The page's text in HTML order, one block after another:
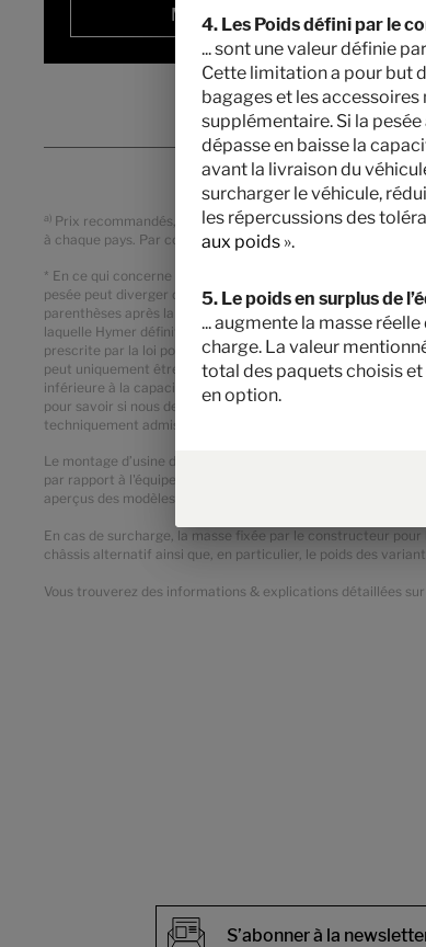
Modèle sélectionné
a) Prix recommandés, sans engagement, basés sur les
à chaque pays. Par conséquent, veuillez contacter votre
* En ce qui concerne la masse en ordre de marche
pesée peut diverger de la valeur indiquée ci-dessus. Des
parenthèses après la masse en ordre de marche. Dans le
laquelle Hymer définit le poids maximal disponible pour
prescrite par la loi pour les bagages et les accessoires
peut uniquement être déterminé par une pesée à la fin de
inférieure à la capacité de charge minimale du fait d’un
pour savoir si nous devons surcharger le véhicule, réduire
techniquement admissible sur l’essieu n’ont pas le droit d’être
Le montage d’usine d'équipements optionnels augmente la
par rapport à l'équipement de série du modèle ou de
aperçus des modèles. Il s'agit d'une valeur calculée pour
En cas de surcharge, la masse fixée par le constructeur
châssis alternatif ainsi que, en particulier, le poids des
Vous trouverez des informations & explications détaillées
S’abonner à la
4. Les Poids défini par le
... sont une valeur définie
Cette limitation a pour but
bagages et les
supplémentaire. Si la
dépasse en baisse la
avant la livraison du
surcharger le véhicule,
les répercussions des
aux poids ».
5. Le poids en surplus de
... augmente la masse
charge. La valeur
total des paquets choisis
en option.